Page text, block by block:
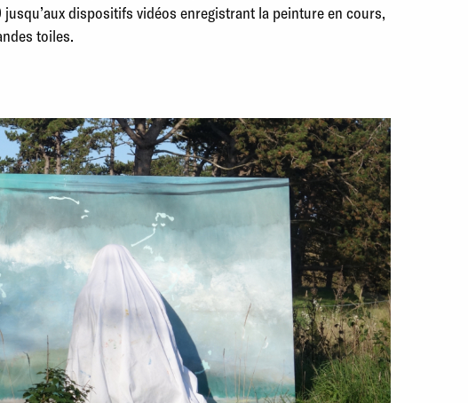
dispositifs vidéos enregistrant la peinture en cours,
toiles.